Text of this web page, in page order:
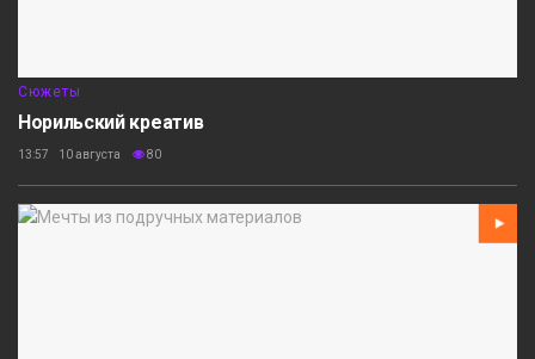
Сюжеты
Норильский креатив
13:57 10 августа 80